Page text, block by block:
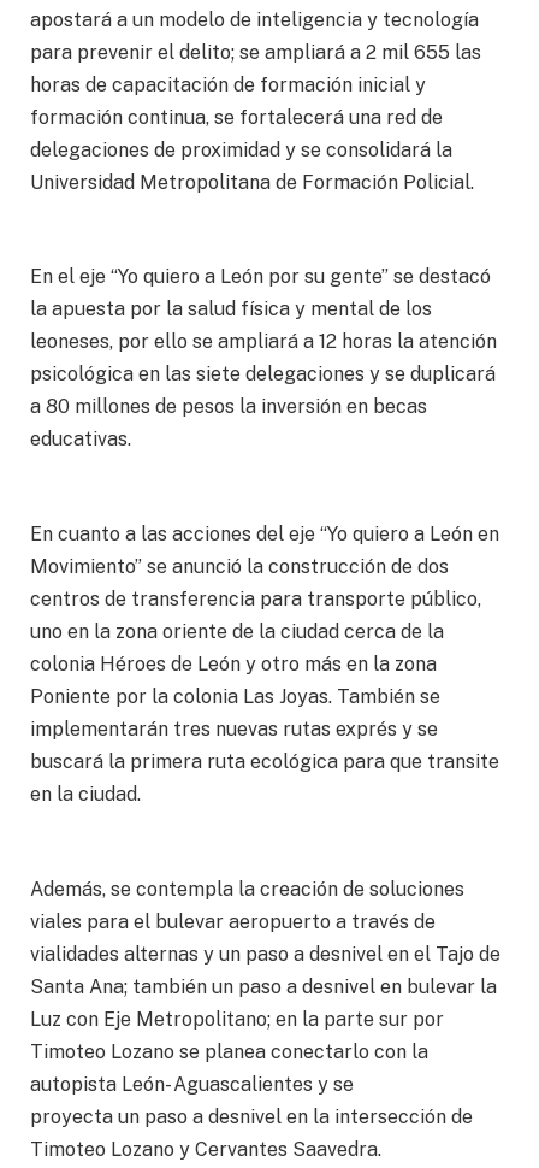
apostará a un modelo de inteligencia y tecnología
para prevenir el delito; se ampliará a 2 mil 655 las
horas de capacitación de formación inicial y
formación continua, se fortalecerá una red de
delegaciones de proximidad y se consolidará la
Universidad Metropolitana de Formación Policial.
En el eje “Yo quiero a León por su gente” se destacó
la apuesta por la salud física y mental de los
leoneses, por ello se ampliará a 12 horas la atención
psicológica en las siete delegaciones y se duplicará
a 80 millones de pesos la inversión en becas
educativas.
En cuanto a las acciones del eje “Yo quiero a León en
Movimiento” se anunció la construcción de dos
centros de transferencia para transporte público,
uno en la zona oriente de la ciudad cerca de la
colonia Héroes de León y otro más en la zona
Poniente por la colonia Las Joyas. También se
implementarán tres nuevas rutas exprés y se
buscará la primera ruta ecológica para que transite
en la ciudad.
Además, se contempla la creación de soluciones
viales para el bulevar aeropuerto a través de
vialidades alternas y un paso a desnivel en el Tajo de
Santa Ana; también un paso a desnivel en bulevar la
Luz con Eje Metropolitano; en la parte sur por
Timoteo Lozano se planea conectarlo con la
autopista León- Aguascalientes y se
proyecta un paso a desnivel en la intersección de
Timoteo Lozano y Cervantes Saavedra.